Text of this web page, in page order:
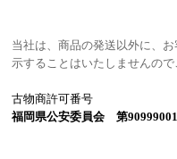
当社は、商品の発送以外に、
示することはいたしませんので
古物商許可番号
福岡県公安委員会 第